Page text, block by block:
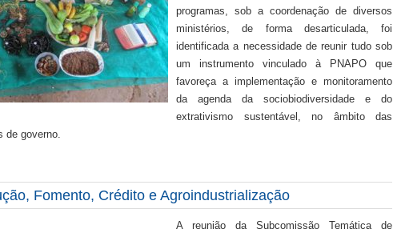
programas, sob a coordenação de diversos
ministérios, de forma desarticulada, foi
identificada a necessidade de reunir tudo sob
um instrumento vinculado à PNAPO que
favoreça a implementação e monitoramento
da agenda da sociobiodiversidade e do
extrativismo sustentável, no âmbito das
de governo.
Fomento, Crédito e Agroindustrialização
A reunião da Subcomissão Temática de